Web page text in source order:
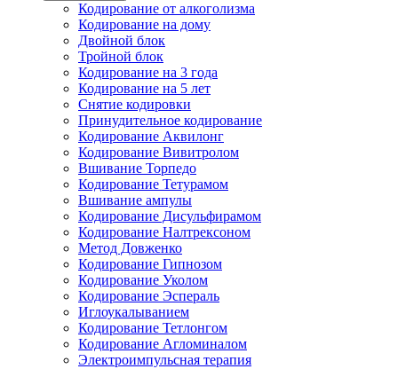
Кодирование от алкоголизма
Кодирование на дому
Двойной блок
Тройной блок
Кодирование на 3 года
Кодирование на 5 лет
Снятие кодировки
Принудительное кодирование
Кодирование Аквилонг
Кодирование Вивитролом
Вшивание Торпедо
Кодирование Тетурамом
Вшивание ампулы
Кодирование Дисульфирамом
Кодирование Налтрексоном
Метод Довженко
Кодирование Гипнозом
Кодирование Уколом
Кодирование Эспераль
Иглоукалыванием
Кодирование Тетлонгом
Кодирование Агломиналом
Электроимпульсная терапия